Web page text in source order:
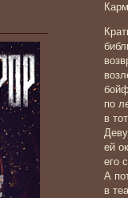
по
в
ей
его
А
в